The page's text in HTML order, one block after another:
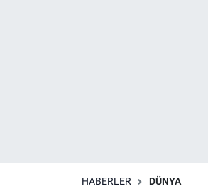
HABERLER DÜNYA